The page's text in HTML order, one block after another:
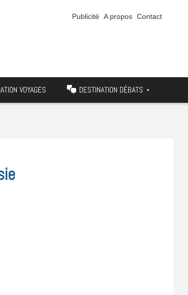
Publicité A propos Contact
VOYAGES DESTINATION DÉBATS